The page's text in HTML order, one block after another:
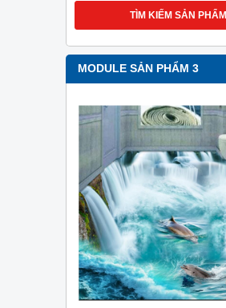
TÌM KIẾM SẢN PHẨM
MODULE SẢN PHẨM 3